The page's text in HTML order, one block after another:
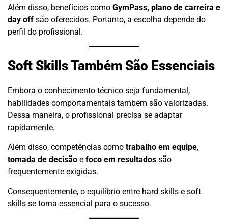
Além disso, benefícios como GymPass, plano de carreira e
day off são oferecidos. Portanto, a escolha depende do
perfil do profissional.
Soft Skills Também São Essenciais
Embora o conhecimento técnico seja fundamental,
habilidades comportamentais também são valorizadas.
Dessa maneira, o profissional precisa se adaptar
rapidamente.
Além disso, competências como trabalho em equipe,
tomada de decisão e foco em resultados são
frequentemente exigidas.
Consequentemente, o equilíbrio entre hard skills e soft
skills se torna essencial para o sucesso.